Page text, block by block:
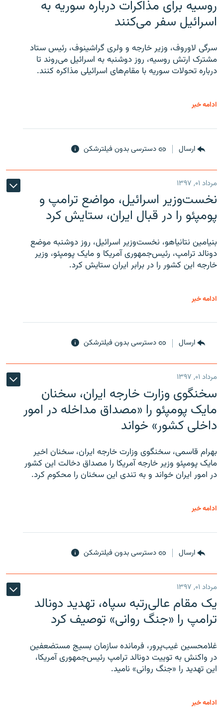
روسیه برای مذاکرات درباره سوریه به
اسرائیل سفر می‌کنند
سرگی لاوروف، وزیر خارجه و ولری گراشینوف، رئیس ستاد
مشترک ارتش روسیه، روز دوشنبه به اسرائیل می‌روند تا
درباره تحولات سوریه با مقام‌های اسرائیلی مذاکره کنند.
ادامه خبر
ارسال دسترسی بدون فیلترشکن
مرداد ۰۱, ۱۳۹۷
نخست‌وزیر اسرائیل، مواضع ترامپ و
پومپئو را در قبال ایران، ستایش کرد
بنیامین نتانیاهو، نخست‌وزیر اسرائیل، روز دوشنبه موضع
دونالد ترامپ، رئیس‌جمهوری آمریکا و مایک پومپئو، وزیر
خارجه این کشور را در برابر ایران ستایش کرد.
ادامه خبر
ارسال دسترسی بدون فیلترشکن
مرداد ۰۱, ۱۳۹۷
سخنگوی وزارت خارجه ایران، سخنان
مایک پومپئو را «مصداق مداخله در امور
داخلی کشور» خواند
بهرام قاسمی، سخنگوی وزارت خارجه ایران، سخنان اخیر
مایک پومپئو وزیر خارجه آمریکا را مصداق دخالت این کشور
در امور ایران خواند و به تندی این سخنان را محکوم کرد.
ادامه خبر
ارسال دسترسی بدون فیلترشکن
مرداد ۰۱, ۱۳۹۷
یک مقام عالی‌رتبه سپاه، تهدید دونالد
ترامپ را «جنگ روانی» توصیف کرد
غلامحسین غیب‌پرور، فرمانده سازمان بسیج مستضعفین
در واکنش به توییت دونالد ترامپ رئیس‌جمهوری آمریکا،
این تهدید را «جنگ روانی» نامید.
ادامه خبر